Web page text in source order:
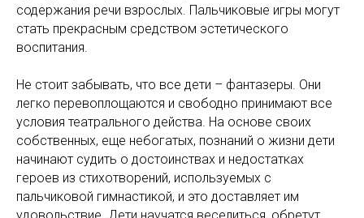
содержания речи взрослых. Пальчиковые игры могут
стать прекрасным средством эстетического
воспитания.
Не стоит забывать, что все дети – фантазеры. Они
легко перевоплощаются и свободно принимают все
условия театрального действа. На основе своих
собственных, еще небогатых, познаний о жизни дети
начинают судить о достоинствах и недостатках
героев из стихотворений, используемых с
пальчиковой гимнастикой, и это доставляет им